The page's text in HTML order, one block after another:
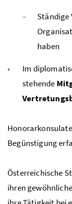
haben
Im
stehende
Begünstigung
Österreichische
ihren